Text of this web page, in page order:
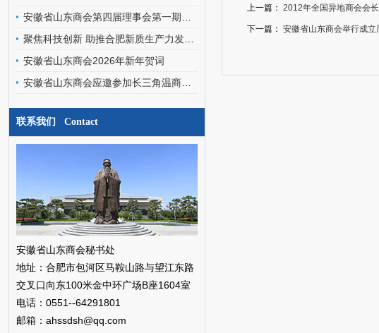
安徽省山东商会2026年新年贺词
联系我们 Contact
安徽省山东商会秘书处
地址：合肥市包河区马鞍山路与望江东路
交叉口向东100米金中环广场B座1604室
电话：0551--64291801
邮箱：ahssdsh@qq.com
上一篇： 2012年全国异地商会会
下一篇： 安徽省山东商会举行成立